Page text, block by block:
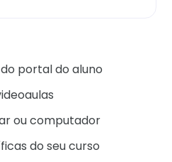
portal do aluno
ou computador
do seu curso